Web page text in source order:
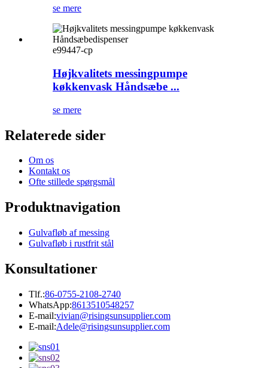
se mere
e99447-cp
Højkvalitets messingpumpe
køkkenvask Håndsæbe ...
se mere
Relaterede sider
Om os
Kontakt os
Ofte stillede spørgsmål
Produktnavigation
Gulvafløb af messing
Gulvafløb i rustfrit stål
Konsultationer
Tlf.:86-0755-2108-2740
WhatsApp:8613510548257
E-mail:vivian@risingsunsupplier.com
E-mail:Adele@risingsunsupplier.com